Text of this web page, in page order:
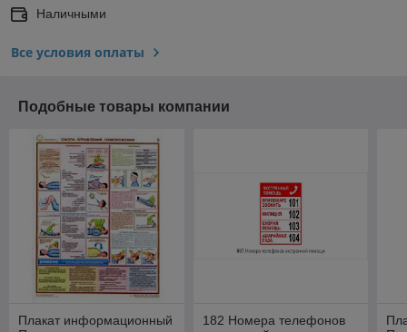
Наличными
Все условия оплаты
Подобные товары компании
Плакат информационный
182 Номера телефонов